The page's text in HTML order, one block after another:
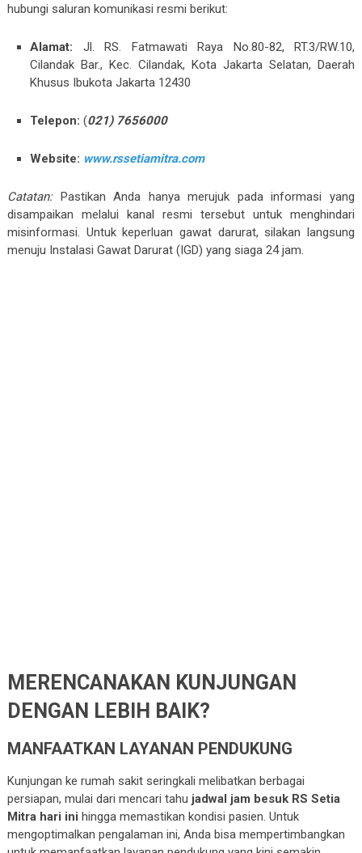
hubungi saluran komunikasi resmi berikut:
Alamat: Jl. RS. Fatmawati Raya No.80-82, RT.3/RW.10,
Cilandak Bar., Kec. Cilandak, Kota Jakarta Selatan, Daerah
Khusus Ibukota Jakarta 12430
Telepon: (021) 7656000
Website: www.rssetiamitra.com
Catatan:Pastikan Anda hanya merujuk pada informasi yang
disampaikan melalui kanal resmi tersebut untuk menghindari
misinformasi. Untuk keperluan gawat darurat, silakan langsung
menuju Instalasi Gawat Darurat (IGD) yang siaga 24 jam.
MERENCANAKAN KUNJUNGAN
DENGAN LEBIH BAIK?
MANFAATKAN LAYANAN PENDUKUNG
Kunjungan ke rumah sakit seringkali melibatkan berbagai
persiapan, mulai dari mencari tahu jadwal jam besuk RS Setia
Mitra hari ini hingga memastikan kondisi pasien. Untuk
mengoptimalkan pengalaman ini, Anda bisa mempertimbangkan